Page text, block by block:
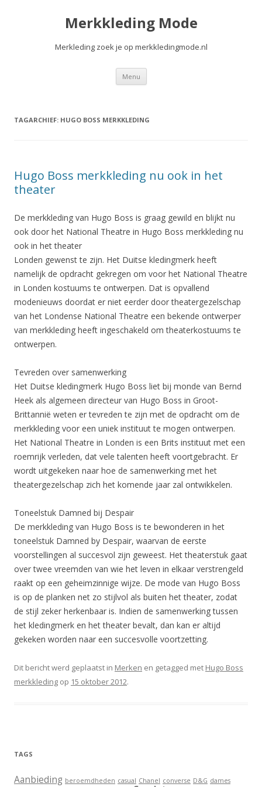
Merkkleding Mode
Merkleding zoek je op merkkledingmode.nl
Menu Spring
de
TAGARCHIEF: HUGO BOSS MERKKLEDING
Hugo Boss merkkleding nu ook in het
theater
De merkkleding van Hugo Boss is graag gewild en blijkt nu
ook door het National Theatre in Hugo Boss merkkleding nu
ook in het theater
Londen gewenst te zijn. Het Duitse kledingmerk heeft
namelijk de opdracht gekregen om voor het National Theatre
in Londen kostuums te ontwerpen. Dat is opvallend
modenieuws doordat er niet eerder door theatergezelschap
van het Londense National Theatre een bekende ontwerper
van merkkleding heeft ingeschakeld om theaterkostuums te
ontwerpen.
Tevreden over samenwerking
Het Duitse kledingmerk Hugo Boss liet bij monde van Bernd
Heek als algemeen directeur van Hugo Boss in Groot-
Brittannië weten er tevreden te zijn met de opdracht om de
merkkleding voor een uniek instituut te mogen ontwerpen.
Het National Theatre in Londen is een Brits instituut met een
roemrijk verleden, dat vele talenten heeft voortgebracht. Er
wordt uitgekeken naar hoe de samenwerking met het
theatergezelschap zich het komende jaar zal ontwikkelen.
Toneelstuk Damned bij Despair
De merkkleding van Hugo Boss is te bewonderen in het
toneelstuk Damned by Despair, waarvan de eerste
voorstellingen al succesvol zijn geweest. Het theaterstuk gaat
over twee vreemden van wie het leven in elkaar verstrengeld
raakt op een geheimzinnige wijze. De mode van Hugo Boss
is op de planken net zo stijlvol als buiten het theater, zodat
de stijl zeker herkenbaar is. Indien de samenwerking tussen
het kledingmerk en het theater bevalt, dan kan er altijd
gekeken worden naar een succesvolle voortzetting.
Dit bericht werd geplaatst in Merken en getagged met Hugo Boss
merkkleding op 15 oktober 2012.
TAGS
Aanbieding beroemdheden casual Chanel converse D&G dames